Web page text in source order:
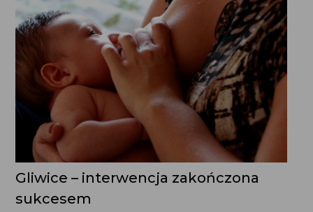
Gliwice – interwencja zakończona
sukcesem